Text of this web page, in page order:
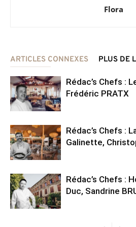
Flora
ARTICLES CONNEXES PLUS DE
Rédac’s Chefs :
Frédéric PRATX
Rédac’s Chefs :
Galinette,
Rédac’s Chefs :
Duc, Sandrine